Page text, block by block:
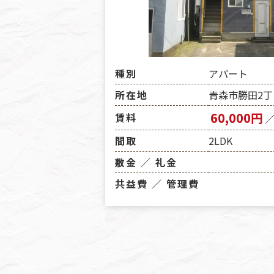
種別
アパート
所在地
青森市勝田2
賃料
60,000円
間取
2LDK
敷金 ／ 礼金
共益費 ／ 管理費